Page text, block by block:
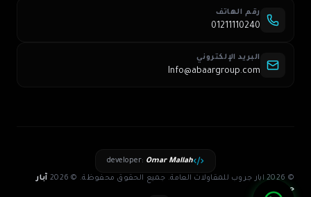
رقم الهاتف
01211110240
البريد الإلكتروني
Info@abaargroup.com
© 2026 ابار جروب للمقاولات العامة. جميع الحقوق محفوظة. ©
2026 آبار
جروب
developer: Omar Mallah